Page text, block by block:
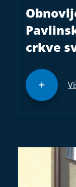
crkve